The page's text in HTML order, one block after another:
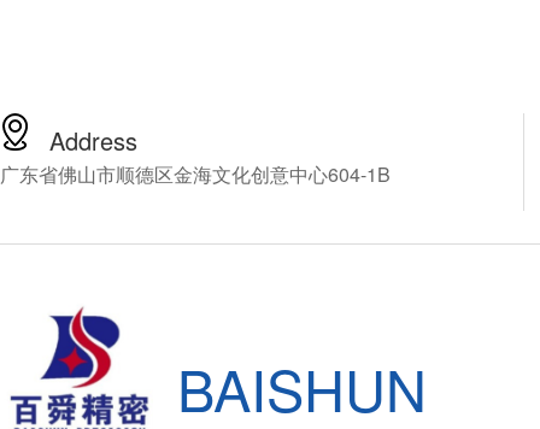
NSK的CNC加工中心增速
HES810-HSK A63，下面
细介绍这款产品。
Address
广东省佛山市顺德区金海文化创意中心604-1B
BAISHUN